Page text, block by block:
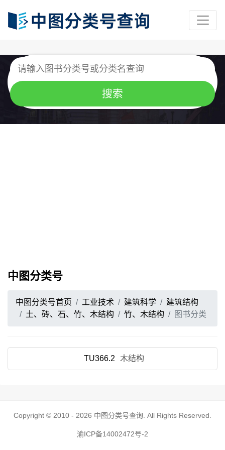
中图分类号
中图分类号首页 工业技术 建筑科学
建筑结构
土、砖、石、竹、木结构
竹、木结构 图书分类
TU366.2 木结构
Copyright © 2010 - 2026 中图分类号查询 . All Rights Reserved.
渝ICP备14002472号-2